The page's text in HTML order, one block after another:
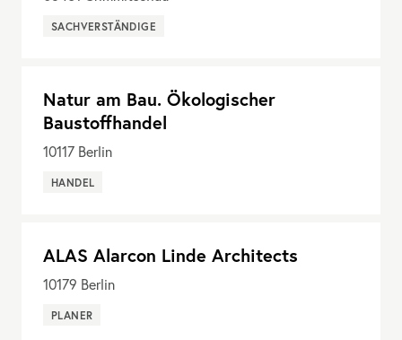
SACHVERSTÄNDIGE
Natur am Bau. Ökologischer
Baustoffhandel
10117 Berlin
HANDEL
ALAS Alarcon Linde Architects
10179 Berlin
PLANER